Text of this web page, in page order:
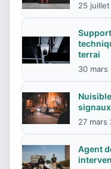
25
terrai
30 mars
27 mars
Agent